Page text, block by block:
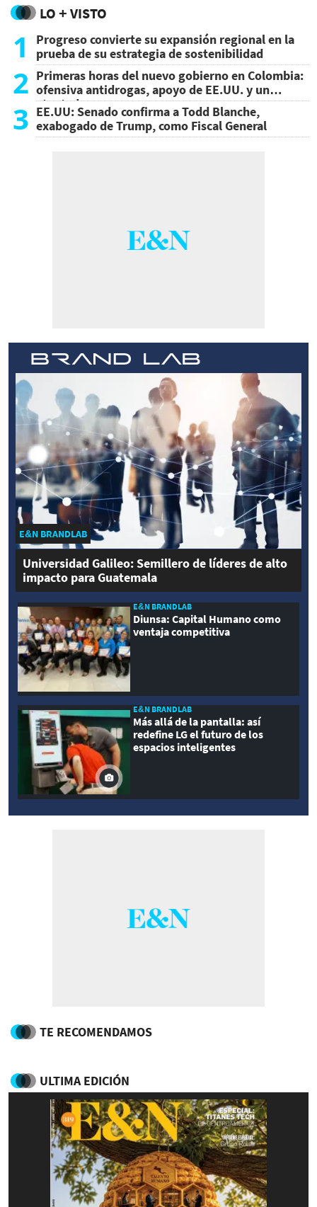
LO + VISTO
1
Progreso convierte su expansión regional en la
prueba de su estrategia de sostenibilidad
2 Primeras horas del nuevo gobierno en Colombia:
ofensiva antidrogas, apoyo de EE.UU. y un
atentado
3 EE.UU: Senado confirma a Todd Blanche,
exabogado de Trump, como Fiscal General
E&N BRANDLAB
Universidad Galileo: Semillero de líderes de alto
impacto para Guatemala
E&N BRANDLAB
Diunsa: Capital Humano como
ventaja competitiva
E&N BRANDLAB
Más allá de la pantalla: así
redefine LG el futuro de los
espacios inteligentes
TE RECOMENDAMOS
ULTIMA EDICIÓN